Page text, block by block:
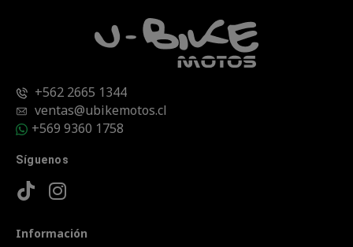
+562 2665 1344
ventas@ubikemotos.cl
+569 9360 1758
Síguenos
Información